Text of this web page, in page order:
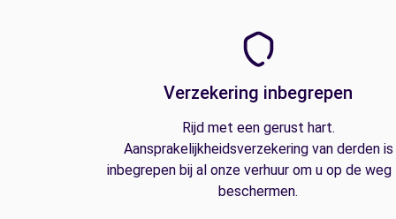
Verzekering inbegrepen
Rijd met een gerust hart.
Aansprakelijkheidsverzekering van derden is
inbegrepen bij al onze verhuur om u op de
beschermen.